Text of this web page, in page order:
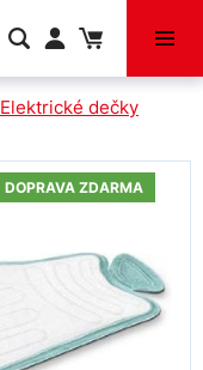
Elektrické dečky
DOPRAVA ZDARMA